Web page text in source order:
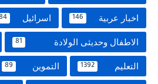
اخبار عربية 146 اسرائيل
الاطفال وحديثى الولادة 81
التعليم 1392 التموين 89